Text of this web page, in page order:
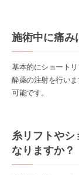
施術中に痛み
基本的にショート
酔薬の注射を行い
可能です。
糸リフトやシ
なりますか？